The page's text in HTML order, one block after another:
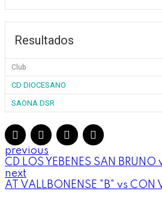
Resultados
Club
CD DIOCESANO
SAONA DSR
previous
CD LOS YEBENES SAN BRUNO
next
AT VALLBONENSE "B" vs CON